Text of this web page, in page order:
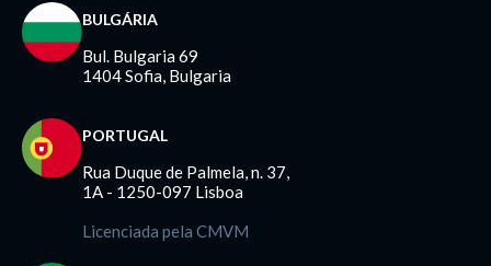
BULGÁRIA
Bul. Bulgaria 69
1404 Sofia, Bulgaria
PORTUGAL
Rua Duque de Palmela, n. 37,
1A - 1250-097 Lisboa
Licenciada pela CMVM